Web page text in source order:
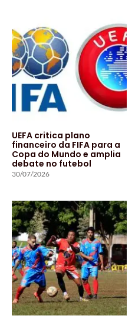
UEFA critica plano
financeiro da FIFA para a
Copa do Mundo e amplia
debate no futebol
30/07/2026